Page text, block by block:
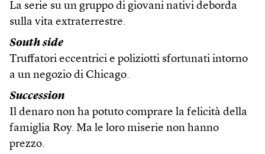
La serie su un gruppo di giovani nativi deborda
sulla vita extraterrestre.
South side
Truffatori eccentrici e poliziotti sfortunati intorno
a un negozio di Chicago.
Succession
Il denaro non ha potuto comprare la felicità della
famiglia Roy. Ma le loro miserie non hanno
prezzo.